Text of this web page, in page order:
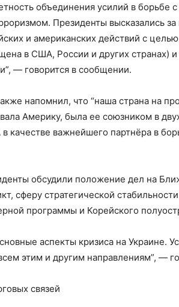
объединения усилий в борьбе
Президенты высказались
и американских действий с
в США, России и других странах)
— говорится в сообщении.
напомнил, что “наша страна на
Америку, была ее союзником в
качестве важнейшего партнёра в
обсудили положение дел на
сферу стратегической
программы и Корейского
аспекты кризиса на Украине.
этим и другим направлениям”, —
связей